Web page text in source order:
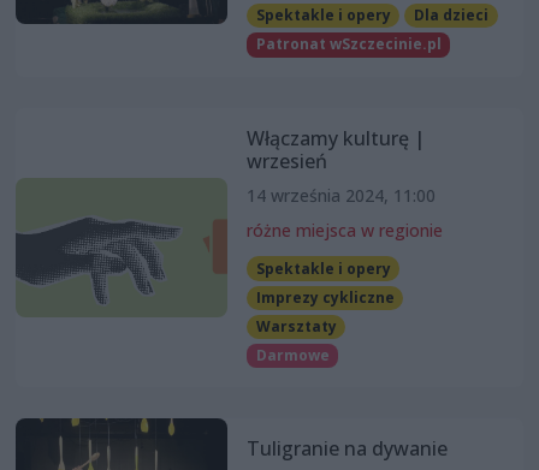
Spektakle i opery
Dla dzieci
Patronat wSzczecinie.pl
Włączamy kulturę |
wrzesień
14 września 2024, 11:00
różne miejsca w regionie
Spektakle i opery
Imprezy cykliczne
Warsztaty
Darmowe
Tuligranie na dywanie